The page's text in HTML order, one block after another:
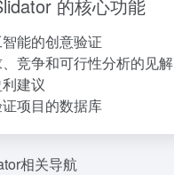
的核心功能
能的创意验证
竞争和可行性分析的见解
建议
项目的数据库
相关导航